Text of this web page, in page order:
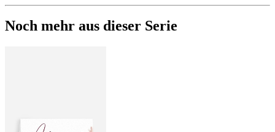
Noch mehr aus dieser Serie